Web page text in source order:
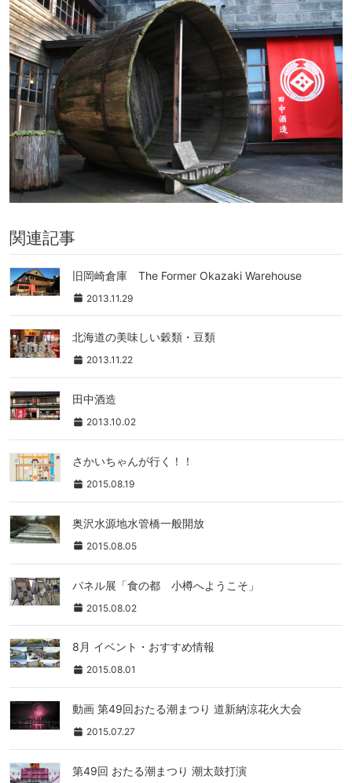
関連記事
旧岡崎倉庫 The Former Okazaki Warehouse
2013.11.29
北海道の美味しい穀類・豆類
2013.11.22
田中酒造
2013.10.02
さかいちゃんが行く！！
2015.08.19
奥沢水源地水管橋一般開放
2015.08.05
パネル展「食の都 小樽へようこそ」
2015.08.02
8月 イベント・おすすめ情報
2015.08.01
動画 第49回おたる潮まつり 道新納涼花火大会
2015.07.27
第49回 おたる潮まつり 潮太鼓打演